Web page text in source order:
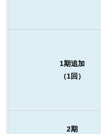
1期追加
（1回）
2期